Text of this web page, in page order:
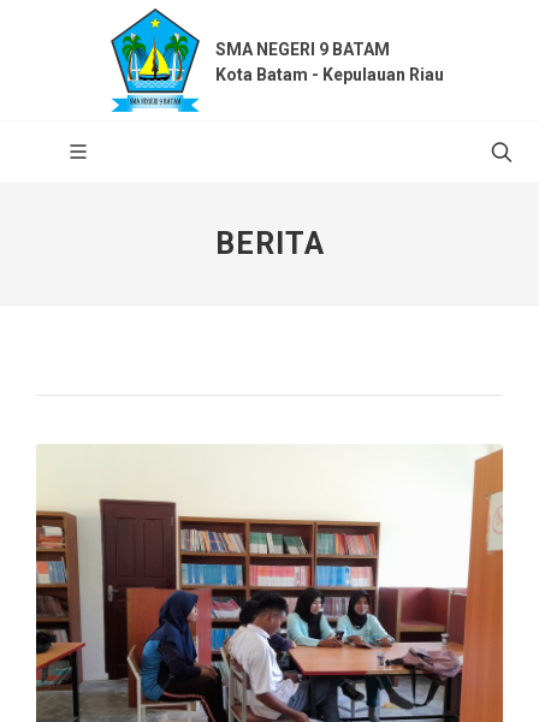
SMA NEGERI 9 BATAM
Kota Batam - Kepulauan Riau
BERITA